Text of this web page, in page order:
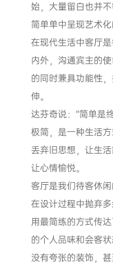
始，大量留白也并
简单单中呈现艺术化
在现代生活中客厅
内外，沟通宾主的
的同时兼具功能性
伸。
达芬奇说：“简单是
极简，是一种生活方
丢弃旧思想，让生活
让心情愉悦。
客厅是我们待客休闲
在设计过程中抛弃多
用最简练的方式传
的个人品味和会客状
没有夸张的装饰，甚